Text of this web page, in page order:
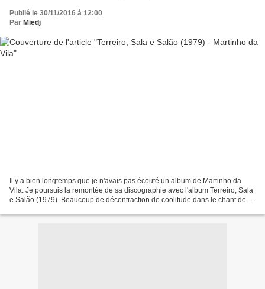
Publié le 30/11/2016 à 12:00
Par Miedj
Il y a bien longtemps que je n'avais pas écouté un album de Martinho da
Vila. Je poursuis la remontée de sa discographie avec l'album Terreiro, Sala
e Salão (1979). Beaucoup de décontraction de coolitude dans le chant de